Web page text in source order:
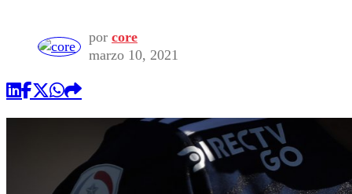
Seleccion Chilena
Universidad de Chile
Economía
Sustentabilidad
Publicaciones en medios
Opinión
por core
marzo 10, 2021